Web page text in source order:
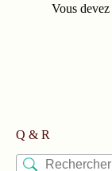
Vous devez
Q & R